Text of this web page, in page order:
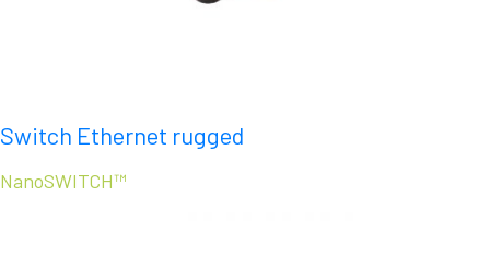
Switch Ethernet rugged
NanoSWITCH™